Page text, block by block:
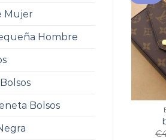
Mujer
Hombre
Bolsos
€